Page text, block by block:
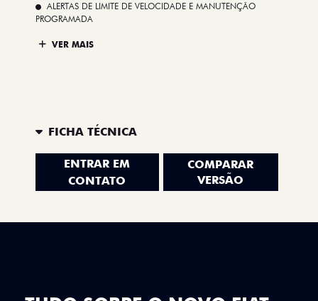
ALERTAS DE LIMITE DE VELOCIDADE E MANUTENÇÃO
PROGRAMADA
VER MAIS
FICHA TÉCNICA
ENTRAR EM
CONTATO
COMPARAR
VERSÃO